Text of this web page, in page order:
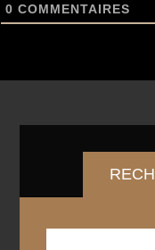
0 COMMENTAIRES